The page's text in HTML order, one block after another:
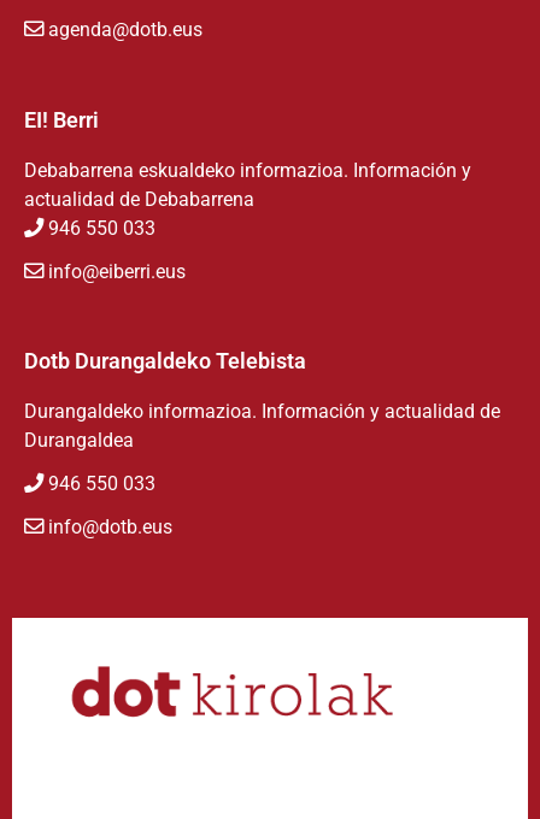
agenda@dotb.eus
EI! Berri
Debabarrena eskualdeko informazioa. Información y
actualidad de Debabarrena
946 550 033
info@eiberri.eus
Dotb Durangaldeko Telebista
Durangaldeko informazioa. Información y actualidad de
Durangaldea
946 550 033
info@dotb.eus